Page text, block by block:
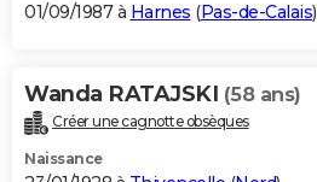
01/09/1987 à Harnes (Pas-de-Calais)
Wanda RATAJSKI (58 ans)
Créer une cagnotte obsèques
Naissance